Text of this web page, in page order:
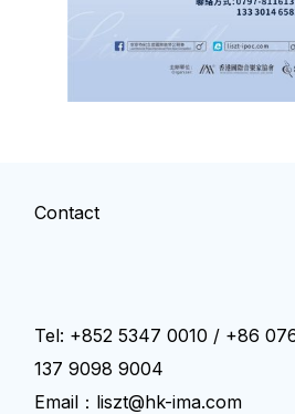
Contact
Tel: +852 5347 0010 / +86
137 9098 9004
Email：liszt@hk-ima.com